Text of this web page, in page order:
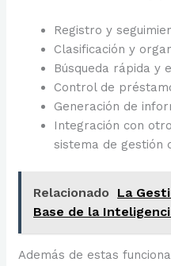
Registro y
Clasificación y
Búsqueda rápida y
Control de
Generación de
Integración con
sistema de gestión
Relacionado
La
Base de la
Además de estas